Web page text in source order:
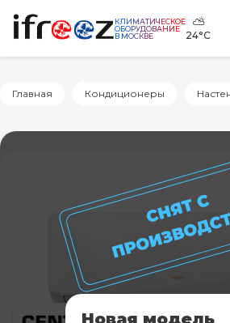
КЛИМАТИЧЕСКОЕ
ОБОРУДОВАНИЕ
В МОСКВЕ
⛅
24°C
Главная Кондиционеры
Новая модель